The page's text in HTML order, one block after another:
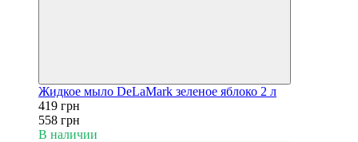
Жидкое мыло DeLaMark зеленое яблоко 2 л
419 грн
558 грн
В наличии